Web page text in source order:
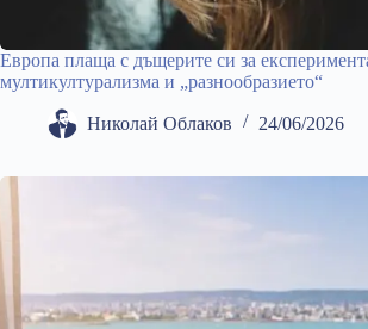
Европа плаща с дъщерите си за
мултикултурализма и „разнообразието“
Николай Облаков 24/06/2026